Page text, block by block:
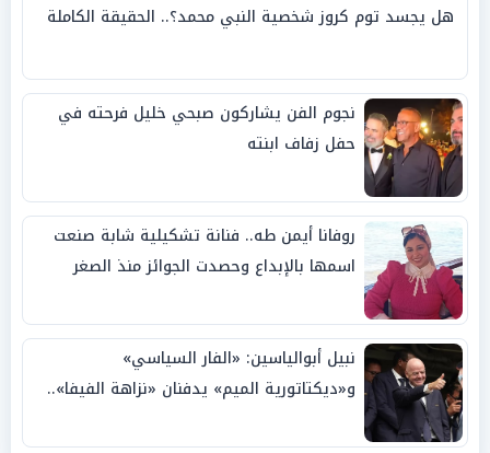
هل يجسد توم كروز شخصية النبي محمد؟.. الحقيقة الكاملة
نجوم الفن يشاركون صبحي خليل فرحته في
حفل زفاف ابنته
روفانا أيمن طه.. فنانة تشكيلية شابة صنعت
اسمها بالإبداع وحصدت الجوائز منذ الصغر
نبيل أبوالياسين: «الفار السياسي»
و«ديكتاتورية الميم» يدفنان «نزاهة الفيفا»..